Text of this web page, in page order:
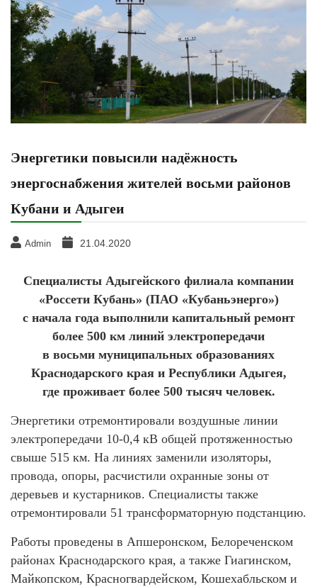
Энергетики повысили надёжность
энергоснабжения жителей восьми районов
Кубани и Адыгеи
Admin 21.04.2020
Специалисты Адыгейского филиала компании
«Россети Кубань» (ПАО «Кубаньэнерго»)
с начала года выполнили капитальный ремонт
более 500 км линий электропередачи
в восьми муниципальных образованиях
Краснодарского края и Республики Адыгея,
где проживает более 500 тысяч человек.
Энергетики отремонтировали воздушные линии
электропередачи 10-0,4 кВ общей протяженностью
свыше 515 км. На линиях заменили изоляторы,
провода, опоры, расчистили охранные зоны от
деревьев и кустарников. Специалисты также
отремонтировали 51 трансформаторную подстанцию.
Работы проведены в Апшеронском, Белореченском
районах Краснодарского края, а также Гиагинском,
Майкопском, Красногвардейском, Кошехабльском и